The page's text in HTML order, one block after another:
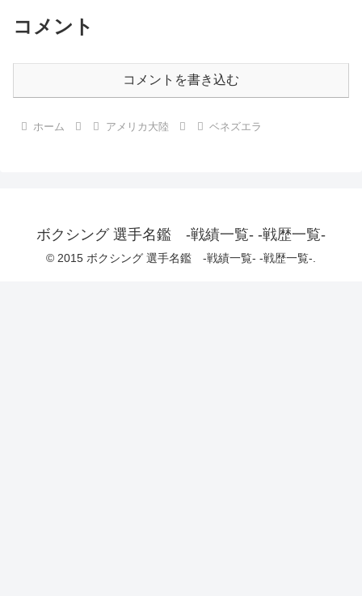
コメント
コメントを書き込む
ホーム アメリカ大陸 ベネズエラ
ボクシング 選手名鑑 -戦績一覧- -戦歴一覧-
© 2015 ボクシング 選手名鑑 -戦績一覧- -戦歴一覧-.